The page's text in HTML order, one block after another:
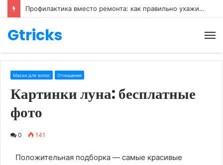
Профилактика вместо ремонта: как правильно ухаживать за обувью
Gtricks
Маски для волос Отношения
Картинки луна: бесплатные
фото
0 141
Положительная подборка — самые красивые